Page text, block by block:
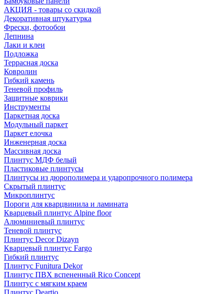
АКЦИЯ - товары со скидкой
Декоративная штукатурка
Фрески, фотообои
Лепнина
Лаки и клеи
Подложка
Террасная доска
Ковролин
Гибкий камень
Теневой профиль
Защитные коврики
Инструменты
Паркетная доска
Модульный паркет
Паркет елочка
Инженерная доска
Массивная доска
Плинтус МДФ белый
Пластиковые плинтусы
Плинтусы из дюрополимера и ударопрочного полимера
Скрытый плинтус
Микроплинтус
Пороги для кварцвинила и ламината
Кварцевый плинтус Alpine floor
Алюминиевый плинтус
Теневой плинтус
Плинтус Decor Dizayn
Кварцевый плинтус Fargo
Гибкий плинтус
Плинтус Funitura Dekor
Плинтус ПВХ вспененный Rico Concept
Плинтус с мягким краем
Плинтус Deartio